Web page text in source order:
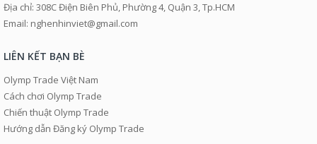
Địa chỉ: 308C Điện Biên Phủ, Phường 4, Quận 3, Tp.HCM
Email: nghenhinviet@gmail.com
LIÊN KẾT BẠN BÈ
Olymp Trade Việt Nam
Cách chơi Olymp Trade
Chiến thuật Olymp Trade
Hướng dẫn Đăng ký Olymp Trade